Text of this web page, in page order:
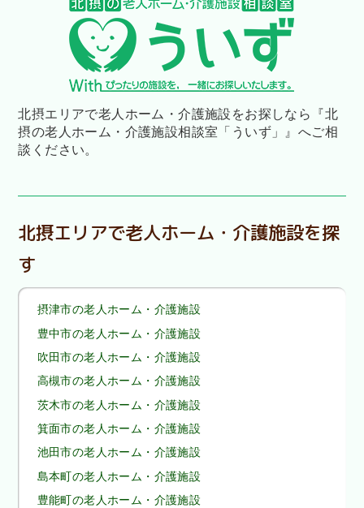
北摂エリアで老人ホーム・介護施設をお探しなら
『北
摂の老人ホーム・介護施設相談室「ういず」』へご相
談ください。
北摂エリアで老人ホーム・介護施設を探
す
摂津市の老人ホーム・介護施設
豊中市の老人ホーム・介護施設
吹田市の老人ホーム・介護施設
高槻市の老人ホーム・介護施設
茨木市の老人ホーム・介護施設
箕面市の老人ホーム・介護施設
池田市の老人ホーム・介護施設
島本町の老人ホーム・介護施設
豊能町の老人ホーム・介護施設